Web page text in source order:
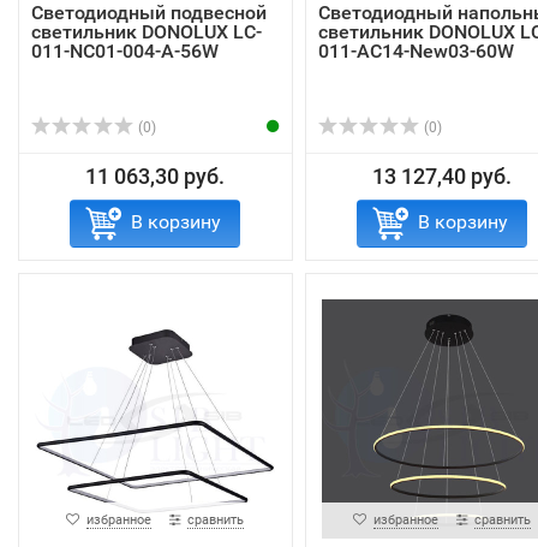
Светодиодный подвесной
светильник DONOLUX LC-
011-NC01-004-A-56W
(0)
11 063,30 руб.
В корзину
Светодиодный
светильник DONOLUX
011-AC14-New03-60W
(0)
13 127,40 руб.
В корзину
избранное сравнить избранное сравнить